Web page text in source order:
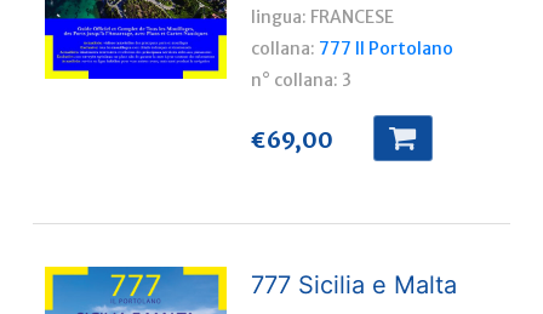
lingua: FRANCESE
collana: 777 Il Portolano
n° collana: 3
€69,00
777 Sicilia e Malta